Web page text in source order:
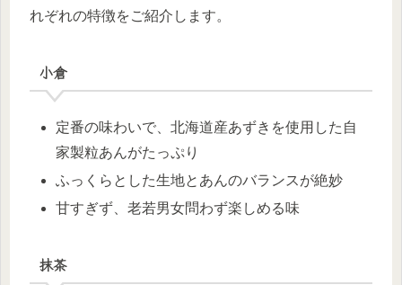
れぞれの特徴をご紹介します。
小倉
定番の味わいで、北海道産あずきを使用した自
家製粒あんがたっぷり
ふっくらとした生地とあんのバランスが絶妙
甘すぎず、老若男女問わず楽しめる味
抹茶